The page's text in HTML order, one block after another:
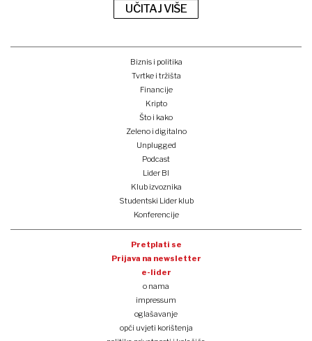
UČITAJ VIŠE
Biznis i politika
Tvrtke i tržišta
Financije
Kripto
Što i kako
Zeleno i digitalno
Unplugged
Podcast
Lider BI
Klub izvoznika
Studentski Lider klub
Konferencije
Pretplati se
Prijava na newsletter
e-lider
o nama
impressum
oglašavanje
opći uvjeti korištenja